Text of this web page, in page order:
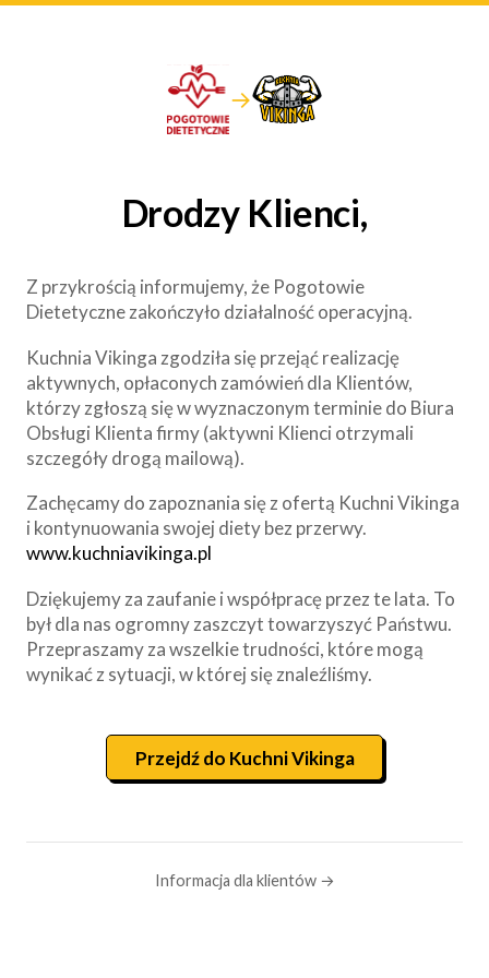
→
Drodzy Klienci,
Z przykrością informujemy, że Pogotowie
Dietetyczne zakończyło działalność operacyjną.
Kuchnia Vikinga zgodziła się przejąć realizację
aktywnych, opłaconych zamówień dla Klientów,
którzy zgłoszą się w wyznaczonym terminie do Biura
Obsługi Klienta firmy (aktywni Klienci otrzymali
szczegóły drogą mailową).
Zachęcamy do zapoznania się z ofertą Kuchni Vikinga
i kontynuowania swojej diety bez przerwy.
www.kuchniavikinga.pl
Dziękujemy za zaufanie i współpracę przez te lata. To
był dla nas ogromny zaszczyt towarzyszyć Państwu.
Przepraszamy za wszelkie trudności, które mogą
wynikać z sytuacji, w której się znaleźliśmy.
Przejdź do Kuchni Vikinga
Informacja dla klientów →